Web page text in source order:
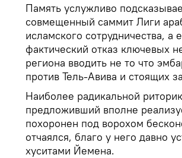
Память услужливо
совмещенный саммит Лиги
исламского сотрудничества, а
фактический отказ ключевых
региона вводить не то что
против Тель-Авива и стоящих
Наиболее радикальной
предложивший вполне
похоронен под ворохом
отчаялся, благо у него давно
хуситами Йемена.